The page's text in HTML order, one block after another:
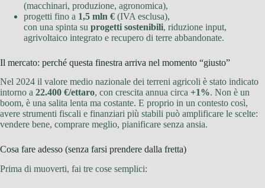
(macchinari, produzione, agronomica),
progetti fino a 1,5 mln € (IVA esclusa),
con una spinta su progetti sostenibili, riduzione input,
agrivoltaico integrato e recupero di terre abbandonate.
Il mercato: perché questa finestra arriva nel momento “giusto”
Nel 2024 il valore medio nazionale dei terreni agricoli è stato indicato
intorno a 22.400 €/ettaro, con crescita annua circa +1%. Non è un
boom, è una salita lenta ma costante. E proprio in un contesto così,
avere strumenti fiscali e finanziari più stabili può amplificare le scelte:
vendere bene, comprare meglio, pianificare senza ansia.
Cosa fare adesso (senza farsi prendere dalla fretta)
Prima di muoverti, fai tre cose semplici: